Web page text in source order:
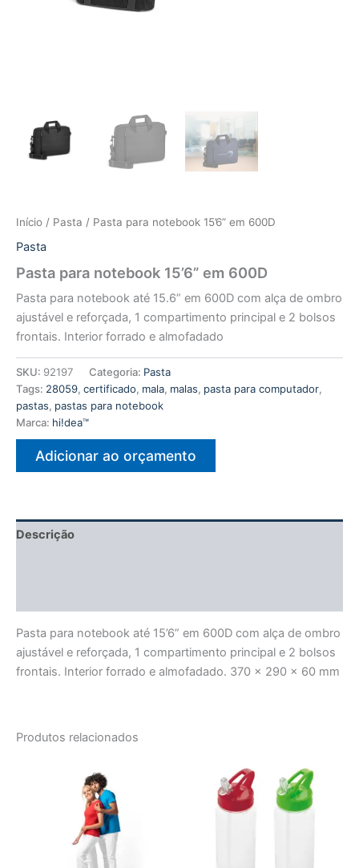
Início / Pasta / Pasta para notebook 15’6” em 600D
Pasta
Pasta para notebook 15’6” em 600D
Pasta para notebook até 15.6” em 600D com alça de ombro
ajustável e reforçada, 1 compartimento principal e 2 bolsos
frontais. Interior forrado e almofadado
SKU: 92197 Categoria: Pasta
Tags: 28059, certificado, mala, malas, pasta para computador,
pastas, pastas para notebook
Marca: hi!dea™
Adicionar ao orçamento
Descrição
Pasta para notebook até 15’6” em 600D com alça de ombro
ajustável e reforçada, 1 compartimento principal e 2 bolsos
frontais. Interior forrado e almofadado. 370 x 290 x 60 mm
Produtos relacionados